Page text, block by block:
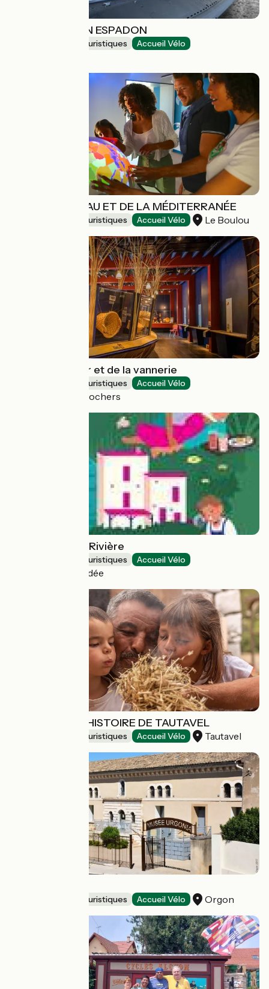
LE SOUS-MARIN ESPADON
Musées et sites touristiques Accueil Vélo
MAISON DE L'EAU ET DE LA MÉDITERRANÉE
Musées et sites touristiques Accueil Vélo Le Boulou
Musée de l'osier et de la vannerie
Musées et sites touristiques Accueil Vélo
Villaines-les-Rochers
La Maison de la Rivière
Musées et sites touristiques Accueil Vélo
Montaigu-Vendée
MUSEE DE PREHISTOIRE DE TAUTAVEL
Musées et sites touristiques Accueil Vélo Tautavel
Musées et sites touristiques Accueil Vélo Orgon